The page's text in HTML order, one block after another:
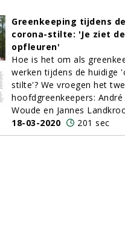
Greenkeeping tijdens de
corona-stilte: 'Je ziet
opfleuren'
Hoe is het om als
werken tijdens de huidige
stilte'? We vroegen het
hoofdgreenkeepers:
Woude en Jannes
18-03-2020
201 sec